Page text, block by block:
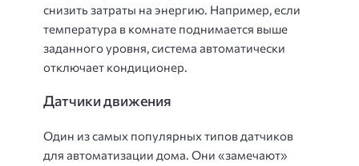
снизить затраты на энергию. Например, если
температура в комнате поднимается выше
заданного уровня, система автоматически
отключает кондиционер.
Датчики движения
Один из самых популярных типов датчиков
для автоматизации дома. Они «замечают»